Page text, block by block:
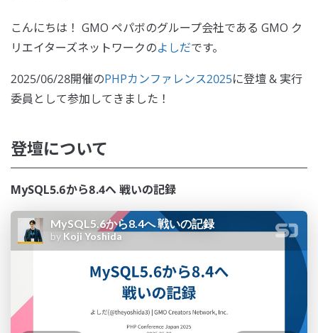
こんにちは！ GMO ペパボのグループ会社である GMO ク
リエイターズネットワークのよしだです。
2025/06/28開催のPHPカンファレンス2025に登壇 & 実行
委員として参加してきました！
登壇について
MySQL5.6から8.4へ 戦いの記録